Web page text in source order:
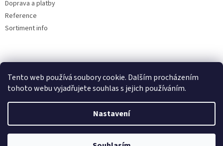
Tento web používá soubory cookie. Dalším procházením
tohoto webu vyjadřujete souhlas s jejich používáním.
Nastavení
Doprava a platby
Reference
Sortiment info
Reklamační řád
Vytvořil Shoptet